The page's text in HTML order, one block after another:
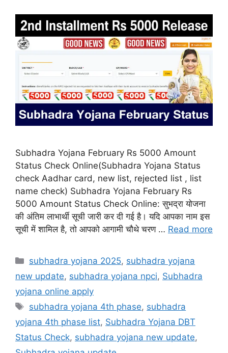
Subhadra Yojana February Rs 5000 Amount
Status Check Online(Subhadra Yojana Status
check Aadhar card, new list, rejected list , list
name check) Subhadra Yojana February Rs
5000 Amount Status Check Online: सुभद्रा योजना
की अंतिम लाभार्थी सूची जारी कर दी गई है। यदि आपका नाम इस
सूची में शामिल है, तो आपको आगामी चौथे चरण … Read more
Categories
subhadra yojana 2025, subhadra yojana
new update, subhadra yojana npci, Subhadra
yojana online apply
Tags
subhadra yojana 4th phase, subhadra
yojana 4th phase list, Subhadra Yojana DBT
Status Check, subhadra yojana new update,